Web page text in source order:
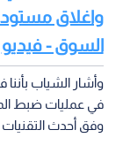
واغلاق
السوق - فيديو
وأشار الشياب بأننا
في عمليات ضبط
وفق أحدث التقنيات